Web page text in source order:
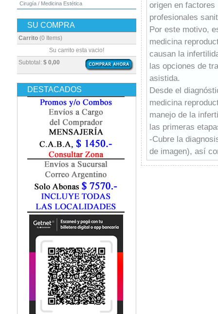
Cirugía / Medicina Estética
Dermatología
Diagnóstico por Imagen / Radiología
Embriología
Enfermería
Epidemiología
Farmacia / Farmacología
Fisiatría / Kinesiología
Fisiología / Fisiopatología
Fonoaudiología
Gastroenterología
Geriatría
Ginecología / Obstetricia
Hematología
Histología
Homeopatía
Infectología
Inmunología
Instrumentación Quirurgica
Medicina del Deporte / Rehabilitación
Medicina Emergencias / Urgencias
Medicina Forense / Legal
SU COMPRA
Carrito (0 Items)
Subtotal: $ 0,00
Su carrito esta vacio!
DESTACADOS
origen en
profesionales
Por este motivo,
medicina
causan la
las opciones de
asistida.
Desde el
medicina
manejo de la
las primeras
-Cubre la
de imagen), así
quirúrgicos